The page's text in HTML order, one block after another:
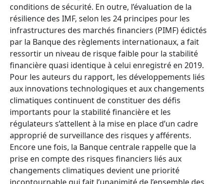
conditions de sécurité. En outre, l’évaluation de la
résilience des IMF, selon les 24 principes pour les
infrastructures des marchés financiers (PIMF) édictés
par la Banque des règlements internationaux, a fait
ressortir un niveau de risque faible pour la stabilité
financière quasi identique à celui enregistré en 2019.
Pour les auteurs du rapport, les développements liés
aux innovations technologiques et aux changements
climatiques continuent de constituer des défis
importants pour la stabilité financière et les
régulateurs s’attellent à la mise en place d’un cadre
approprié de surveillance des risques y afférents.
Encore une fois, la Banque centrale rappelle que la
prise en compte des risques financiers liés aux
changements climatiques devient une priorité